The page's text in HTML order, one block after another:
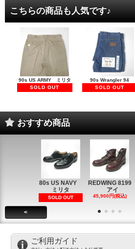
こちらの商品も人気です♪
90s US ARMY ミリタ
SOLD OUT
90s Wrangler 94
SOLD OUT
おすすめ商品
80s US NAVY
ミリタ
SOLD OUT
REDWING 8199
アイ
45,900円(税込)
<
ご利用ガイド